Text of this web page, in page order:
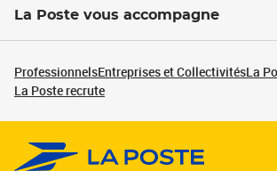
La Poste vous accompagne
ProfessionnelsEntreprises et CollectivitésLa
La Poste recrute